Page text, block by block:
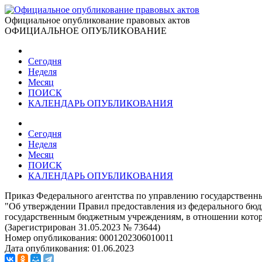
Официальное опубликование правовых актов
ОФИЦИАЛЬНОЕ ОПУБЛИКОВАНИЕ
Сегодня
Неделя
Месяц
ПОИСК
КАЛЕНДАРЬ ОПУБЛИКОВАНИЯ
Сегодня
Неделя
Месяц
ПОИСК
КАЛЕНДАРЬ ОПУБЛИКОВАНИЯ
Приказ Федерального агентства по управлению
"Об утверждении Правил предоставления из федерального
государственным бюджетным учреждениям, в отношении
(Зарегистрирован 31.05.2023 № 73644)
Номер опубликования: 0001202306010011
Дата опубликования: 01.06.2023